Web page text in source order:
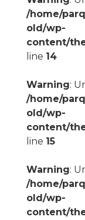
/home/
old/wp-
content/
line 14
Warning:
/home/
old/wp-
content/
line 15
Warning:
/home/
old/wp-
content/